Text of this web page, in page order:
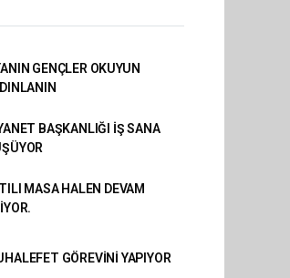
GENÇLER OKUYUN
BAŞKANLIĞI İŞ SANA
MASA HALEN DEVAM
GÖREVİNİ YAPIYOR